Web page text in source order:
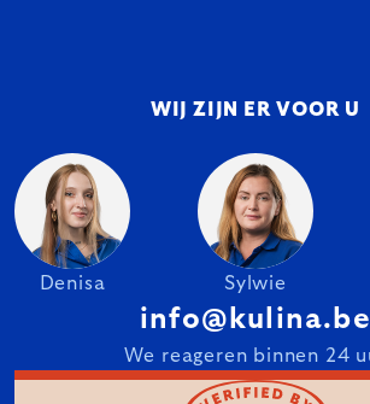
WIJ ZIJN ER VOOR U
Denisa Sylwie
info@kulina.be
We reageren binnen 24